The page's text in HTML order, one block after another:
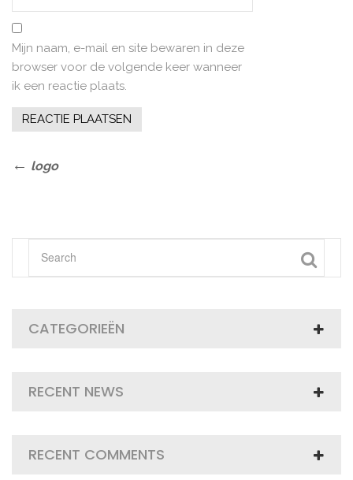
Mijn naam, e-mail en site bewaren in deze
browser voor de volgende keer wanneer
ik een reactie plaats.
Bericht
Previous
logo
CATEGORIEËN
RECENT NEWS
RECENT COMMENTS